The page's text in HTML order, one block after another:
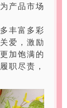
产品市场
丰富多彩
爱，激励
加饱满的
职尽责，